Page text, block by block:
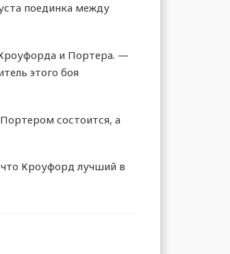
поединка между
и Портера. —
этого боя
состоится, а
Кроуфорд лучший в